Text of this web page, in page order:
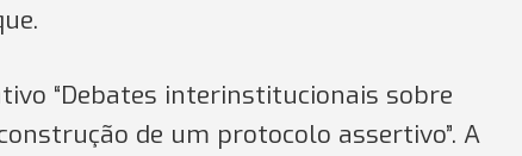
“Debates interinstitucionais sobre
de um protocolo assertivo”. A